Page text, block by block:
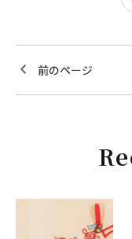
前のページ